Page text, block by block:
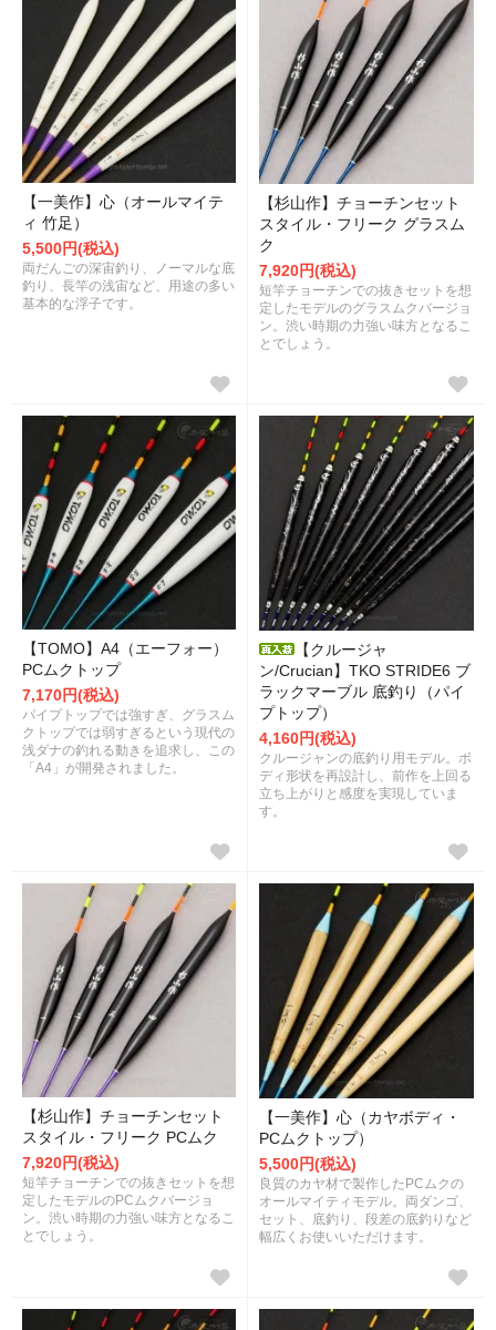
【一美作】心（オールマイテ
ィ 竹足）
5,500円(税込)
両だんごの深宙釣り、ノーマルな底
釣り、長竿の浅宙など、用途の多い
基本的な浮子です。
【杉山作】チョーチンセット
スタイル・フリーク グラスム
ク
7,920円(税込)
短竿チョーチンでの抜きセットを想
定したモデルのグラスムクバージョ
ン。渋い時期の力強い味方となるこ
とでしょう。
【TOMO】A4（エーフォー）
PCムクトップ
7,170円(税込)
パイプトップでは強すぎ、グラスム
クトップでは弱すぎるという現代の
浅ダナの釣れる動きを追求し、この
「A4」が開発されました。
【クルージャ
ン/Crucian】TKO STRIDE6 ブ
ラックマーブル 底釣り（パイ
プトップ）
4,160円(税込)
クルージャンの底釣り用モデル。ボ
ディ形状を再設計し、前作を上回る
立ち上がりと感度を実現していま
す。
【杉山作】チョーチンセット
スタイル・フリーク PCムク
7,920円(税込)
短竿チョーチンでの抜きセットを想
定したモデルのPCムクバージョ
ン。渋い時期の力強い味方となるこ
とでしょう。
【一美作】心（カヤボディ・
PCムクトップ）
5,500円(税込)
良質のカヤ材で製作したPCムクの
オールマイティモデル。両ダンゴ、
セット、底釣り、段差の底釣りなど
幅広くお使いいただけます。